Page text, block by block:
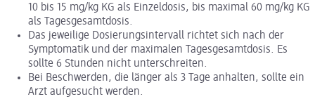
10 bis 15 mg/kg KG als Einzeldosis, bis maximal 60 mg/kg KG
als Tagesgesamtdosis.
Das jeweilige Dosierungsintervall richtet sich nach der
Symptomatik und der maximalen Tagesgesamtdosis. Es
sollte 6 Stunden nicht unterschreiten.
Bei Beschwerden, die länger als 3 Tage anhalten, sollte ein
Arzt aufgesucht werden.